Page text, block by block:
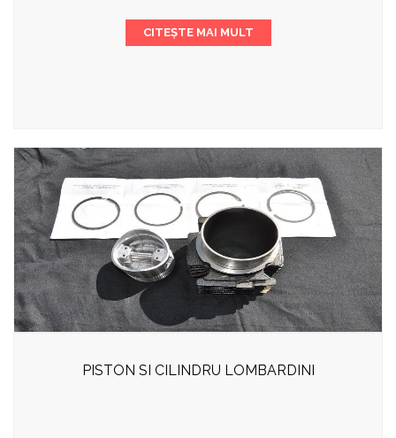
CITEȘTE MAI MULT
PISTON SI CILINDRU LOMBARDINI